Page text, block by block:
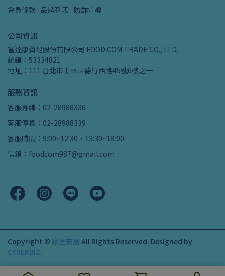
會員條款 品牌列表 防詐宣導
公司資訊
富達康貿易股份有限公司 FOOD.COM TRADE CO., LTD.
統編：53334821
地址：111 台北市士林區德行西路45號6樓之一
服務資訊
客服專線：02-28988336
客服傳真：02-28988339
客服時間：9:00~12:30，13:30~18:00
信箱：foodcom987@gmail.com
Copyright © 寢室安居 All Rights Reserved. Designed by
CYBERBIZ.